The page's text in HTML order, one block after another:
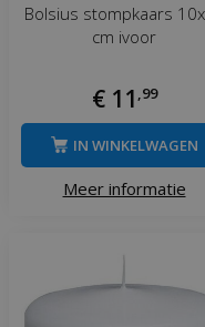
Bolsius stompkaars
cm ivoor
€ 11 99
Meer informatie
IN WINKELWAGEN